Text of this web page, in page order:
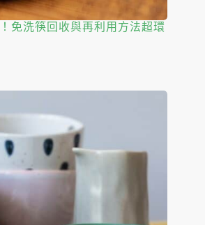
免洗筷回收與再利用方法超環